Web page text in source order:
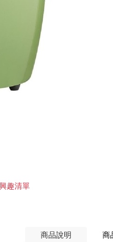
趣清單
商品說明 商